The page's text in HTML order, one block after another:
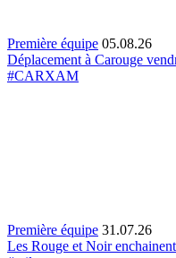
Première équipe 05.08.26
Déplacement à Carouge
#CARXAM
Première équipe 31.07.26
Les Rouge et Noir